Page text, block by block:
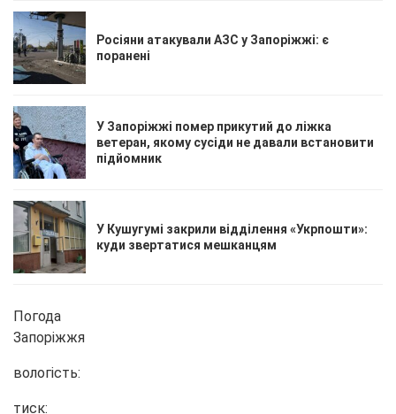
Росіяни атакували АЗС у Запоріжжі: є
поранені
У Запоріжжі помер прикутий до ліжка
ветеран, якому сусіди не давали встановити
підйомник
У Кушугумі закрили відділення «Укрпошти»:
куди звертатися мешканцям
Погода
Запоріжжя
вологість:
тиск: